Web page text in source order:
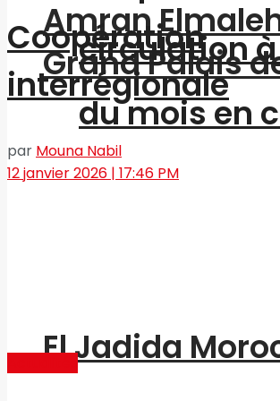
Amran
Grand Palais
El Jadida
circulation
du mois en
Coopération
interrégionale
par Mouna Nabil
12 janvier 2026 | 17:46 PM